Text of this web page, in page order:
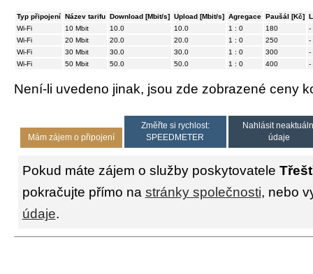
Typ připojení Název tarifu Download [Mbit/s] Upload [Mbit/s] Agregace Paušál [Kč]
Wi-Fi
10 Mbit 10.0 10.0 1 : 0 180
-
Wi-Fi
20 Mbit 20.0 20.0 1 : 0 250
-
Wi-Fi
30 Mbit 30.0 30.0 1 : 0 300
-
Wi-Fi
50 Mbit 50.0 50.0 1 : 0 400 -
Není-li uvedeno jinak, jsou zde zobrazené ceny
Mám zájem o připojení
Změřte si rychlost:
SPEEDMETER
Nahlásit
údaje
Pokud máte zájem o služby poskytovatele
pokračujte přímo na stránky společnosti, nebo
údaje.